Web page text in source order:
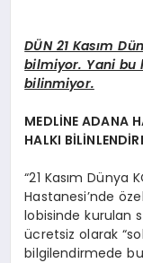
NURHAK
DÜN 21 Kasım
bilmiyor. Yani bu
bilinmiyor.
MEDLİNE ADANA
HALKI
“21 Kasım Dünya
Hastanesi’nde
lobisinde kurulan
ücretsiz olarak
bilgilendirmede